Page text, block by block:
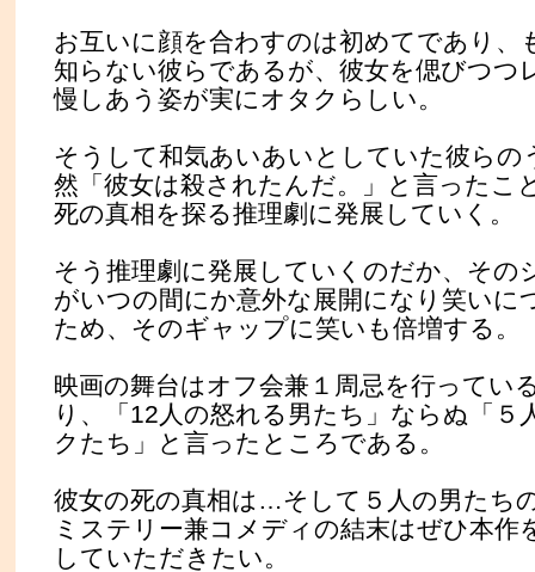
お互いに顔を合わすのは初めてであり、
知らない彼らであるが、彼女を偲びつつ
慢しあう姿が実にオタクらしい。
そうして和気あいあいとしていた彼らの
然「彼女は殺されたんだ。」と言ったこ
死の真相を探る推理劇に発展していく。
そう推理劇に発展していくのだか、その
がいつの間にか意外な展開になり笑いに
ため、そのギャップに笑いも倍増する。
映画の舞台はオフ会兼１周忌を行ってい
り、「12人の怒れる男たち」ならぬ「５
クたち」と言ったところである。
彼女の死の真相は…そして５人の男たち
ミステリー兼コメディの結末はぜひ本作
していただきたい。